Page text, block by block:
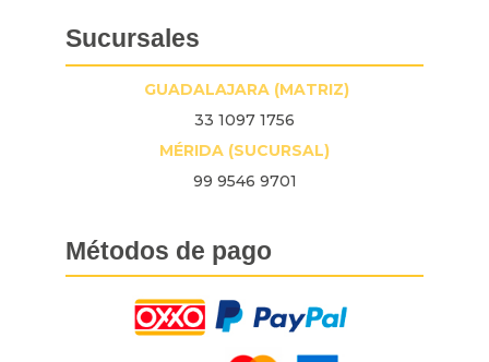
Sucursales
GUADALAJARA (MATRIZ)
33 1097 1756
MÉRIDA (SUCURSAL)
99 9546 9701
Métodos de pago